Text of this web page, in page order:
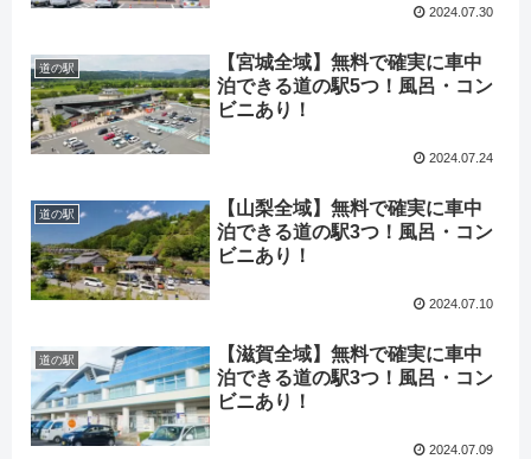
2024.07.30
道の駅
【宮城全域】無料で確実に車中
泊できる道の駅5つ！風呂・コン
ビニあり！
2024.07.24
道の駅
【山梨全域】無料で確実に車中
泊できる道の駅3つ！風呂・コン
ビニあり！
2024.07.10
道の駅
【滋賀全域】無料で確実に車中
泊できる道の駅3つ！風呂・コン
ビニあり！
2024.07.09